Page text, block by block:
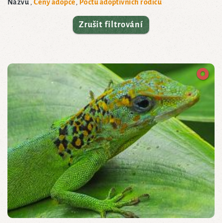
Názvu
Ceny adopce Počtu adoptivních rodičů
Zrušit filtrování